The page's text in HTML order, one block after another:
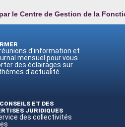
d'information et
mensuel pour vous
des éclairages sur
d'actualité.
conseils et des
juridiques
des collectivités
le Centre de Gestion de la